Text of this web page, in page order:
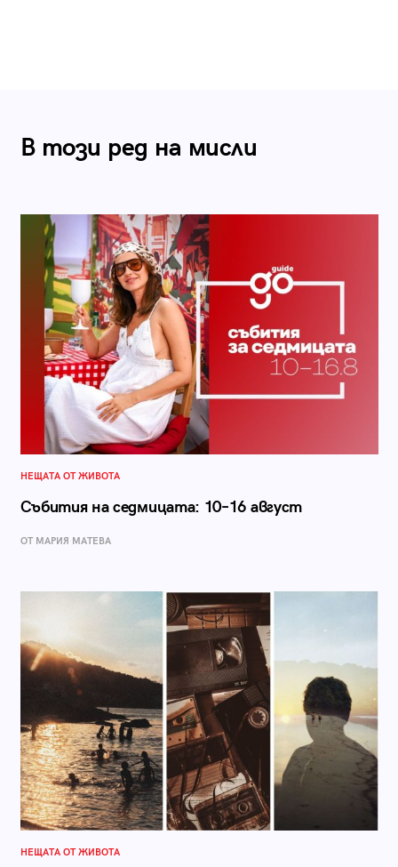
В този ред на мисли
НЕЩАТА ОТ ЖИВОТА
Събития на седмицата: 10–16 август
ОТ МАРИЯ МАТЕВА
НЕЩАТА ОТ ЖИВОТА